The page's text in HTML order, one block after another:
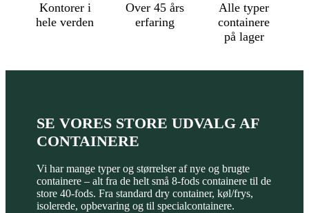
Kontorer i
hele verden
Over 45 års
erfaring
Alle typer
containere
på lager
SE VORES STORE UDVALG AF
CONTAINERE
Vi har mange typer og størrelser af nye og brugte
containere – alt fra de helt små 8-fods containere til de
store 40-fods. Fra standard dry container, køl/frys,
isolerede, opbevaring og til specialcontainere.